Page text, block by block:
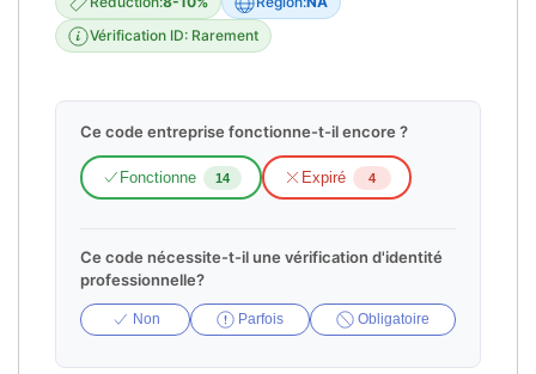
Vérification ID: Rarement
Ce code entreprise fonctionne-t-il encore ?
Fonctionne 14 Expiré 4
Ce code nécessite-t-il une vérification d'identité
professionnelle?
Non Parfois Obligatoire